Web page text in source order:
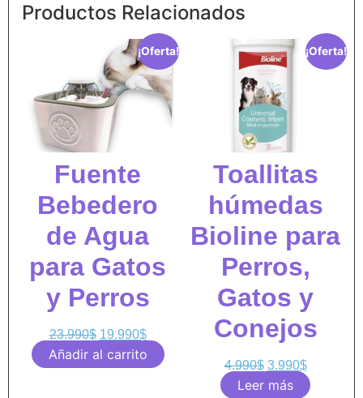
Productos Relacionados
¡Oferta!
Fuente
Bebedero
de Agua
para Gatos
y Perros
23.990$ 19.990$
Añadir al carrito
¡Oferta!
Toallitas
húmedas
Bioline para
Perros,
Gatos y
Conejos
4.990$ 3.990$
Leer más